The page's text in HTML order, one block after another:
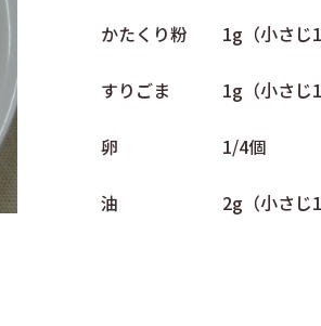
かたくり粉 1g（小さじ
すりごま 1g（小さじ
卵 1/4個
油 2g（小さじ1/